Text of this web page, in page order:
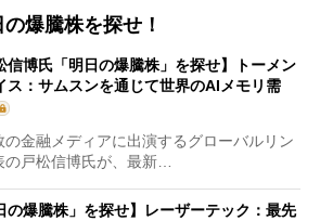
爆騰株を探せ！
信博氏「明日の爆騰株」を探せ】トーメン
ス：サムスンを通じて世界のAIメモリ需
金融メディアに出演するグローバルリン
の戸松信博氏が、最新…
の爆騰株」を探せ】レーザーテック：最先